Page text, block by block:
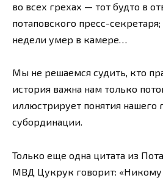
во всех грехах — тот будто в
потаповского пресс-
недели умер в камере…
Мы не решаемся судить, кто
история важна нам только
иллюстрирует понятия нашего
субординации.
Только еще одна цитата из
МВД Цукрук говорит: «Никому